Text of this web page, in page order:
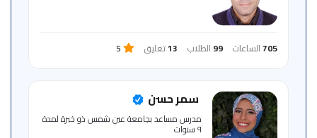
705الساعات 99 الطلاب 13تعليق 5
سمر حسن
مدرس مساعد بجامعة عين شمس ذو خبرة لمدة
٩ سنوات